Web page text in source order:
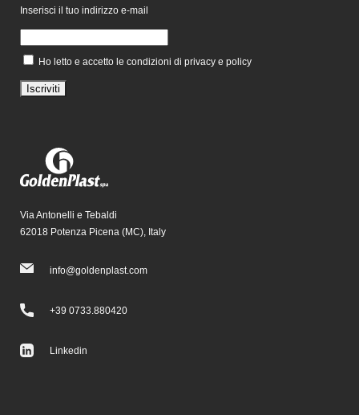
Inserisci il tuo indirizzo e-mail
Ho letto e accetto le condizioni di privacy e policy
Via Antonelli e Tebaldi
62018 Potenza Picena (MC), Italy
info@goldenplast.com
+39 0733.880420
Linkedin